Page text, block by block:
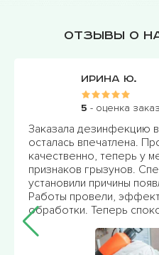
Отзывы о
Елена
5-
Мы, как
сталкивались с
грызуны могут так
обработки
правильный путь.
решение
спасибо за